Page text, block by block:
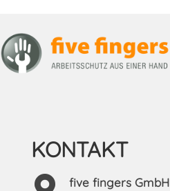
KONTAKT
five fingers GmbH